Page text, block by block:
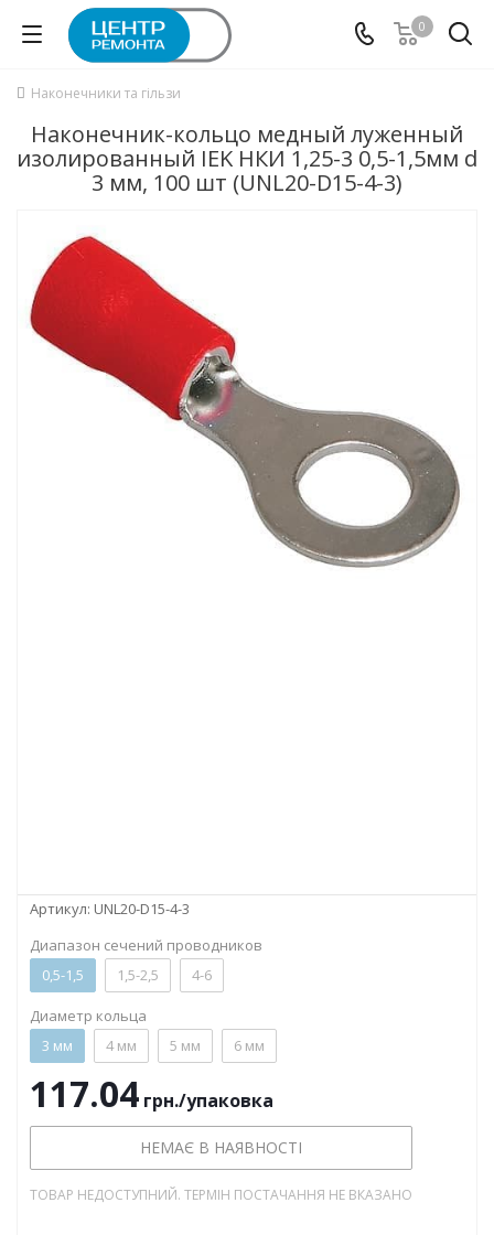
0
Наконечники та гільзи
Наконечник-кольцо медный луженный
изолированный IEK НКИ 1,25-3 0,5-1,5мм d
3 мм, 100 шт (UNL20-D15-4-3)
Артикул: UNL20-D15-4-3
Диапазон сечений проводников
0,5-1,5
1,5-2,5 4-6
Диаметр кольца
3 мм
4 мм 5 мм 6 мм
117.04 грн./упаковка
НЕМАЄ В НАЯВНОСТІ
ТОВАР НЕДОСТУПНИЙ. ТЕРМІН ПОСТАЧАННЯ НЕ ВКАЗАНО